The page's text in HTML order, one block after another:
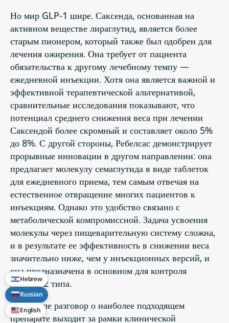
Но мир GLP-1 шире. Саксенда, основанная на
активном веществе лираглутид, является более
старым пионером, который также был одобрен для
лечения ожирения. Она требует от пациента
обязательства к другому лечебному темпу —
ежедневной инъекции. Хотя она является важной и
эффективной терапевтической альтернативой,
сравнительные исследования показывают, что
потенциал среднего снижения веса при лечении
Саксендой более скромный и составляет около 5%
до 8%. С другой стороны, Ребелсас демонстрирует
прорывные инновации в другом направлении: она
предлагает молекулу семаглутида в виде таблеток
для ежедневного приема, тем самым отвечая на
естественное отвращение многих пациентов к
инъекциям. Однако это удобство связано с
метаболической компромиссной. Задача усвоения
молекулы через пищеварительную систему сложна,
и в результате ее эффективность в снижении веса
значительно ниже, чем у инъекционных версий, и
она предназначена в основном для контроля
диабета 2 типа.
В Израиле разговор о наиболее подходящем
препарате выходит за рамки клинической
Hebrew
Russian
English